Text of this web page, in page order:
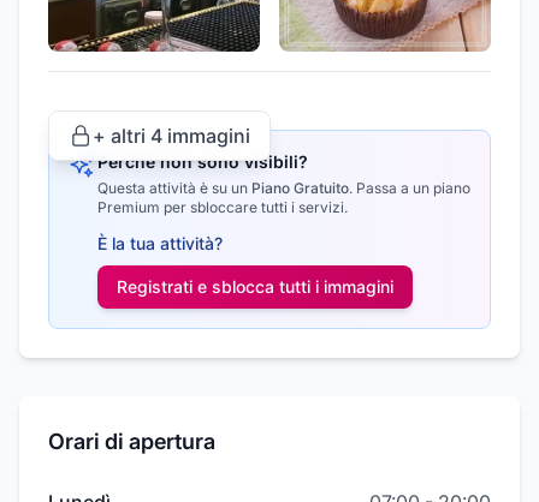
+ altri 4 immagini
Perché non sono visibili?
Questa attività è su un Piano Gratuito. Passa a un piano
Premium per sbloccare tutti i servizi.
È la tua attività?
Registrati e sblocca tutti i immagini
Orari di apertura